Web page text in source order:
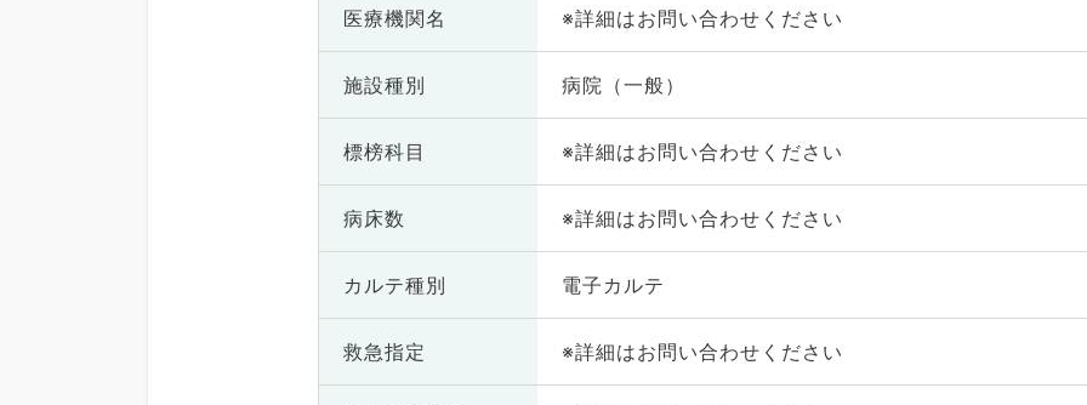
医療機関名 ※詳細はお問い合わせください
施設種別 病院（一般）
標榜科目 ※詳細はお問い合わせください
病床数 ※詳細はお問い合わせください
カルテ種別 電子カルテ
救急指定 ※詳細はお問い合わせください